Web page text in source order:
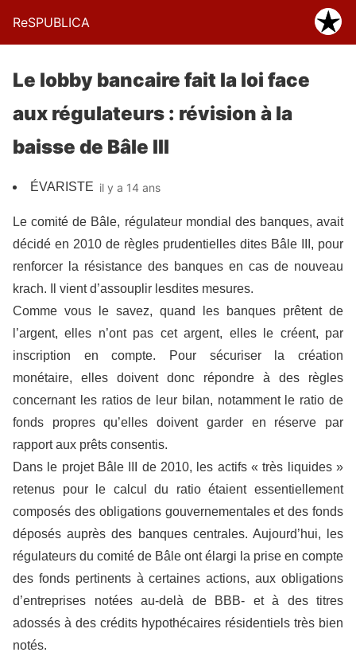
ReSPUBLICA
Le lobby bancaire fait la loi face
aux régulateurs : révision à la
baisse de Bâle III
ÉVARISTE il y a 14 ans
Le comité de Bâle, régulateur mondial des banques, avait
décidé en 2010 de règles prudentielles dites Bâle III, pour
renforcer la résistance des banques en cas de nouveau
krach. Il vient d’assouplir lesdites mesures.
Comme vous le savez, quand les banques prêtent de
l’argent, elles n’ont pas cet argent, elles le créent, par
inscription en compte. Pour sécuriser la création
monétaire, elles doivent donc répondre à des règles
concernant les ratios de leur bilan, notamment le ratio de
fonds propres qu’elles doivent garder en réserve par
rapport aux prêts consentis.
Dans le projet Bâle III de 2010, les actifs « très liquides »
retenus pour le calcul du ratio étaient essentiellement
composés des obligations gouvernementales et des fonds
déposés auprès des banques centrales. Aujourd’hui, les
régulateurs du comité de Bâle ont élargi la prise en compte
des fonds pertinents à certaines actions, aux obligations
d’entreprises notées au-delà de BBB- et à des titres
adossés à des crédits hypothécaires résidentiels très bien
notés.